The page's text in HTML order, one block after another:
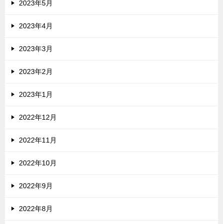
2023年5月
2023年4月
2023年3月
2023年2月
2023年1月
2022年12月
2022年11月
2022年10月
2022年9月
2022年8月